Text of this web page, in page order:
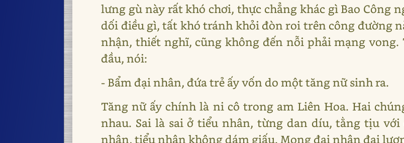
lưng gù này rất khó chơi, thực chẳng khác gì Bao Công
dối điều gì, tất khó tránh khỏi đòn roi trên công đường
nhận, thiết nghĩ, cũng không đến nỗi phải mạng
đầu, nói:
- Bẩm đại nhân, đứa trẻ ấy vốn do một tăng nữ sinh ra.
Tăng nữ ấy chính là ni cô trong am Liên Hoa. Hai
nhau. Sai là sai ở tiểu nhân, từng dan díu, tằng tịu
nhân, tiểu nhân không dám giấu. Mong đại nhân đại